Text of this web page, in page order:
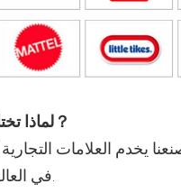
لماذا تختارنا لخدمة عملك？
يخدم العلامات التجارية
في العالم لسنوات عديدة.